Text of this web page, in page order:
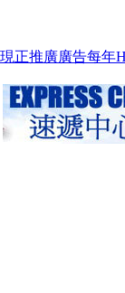
現正推廣廣告每年